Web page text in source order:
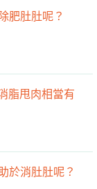
肥肚肚呢？
脂甩肉相當有
於消肚肚呢？